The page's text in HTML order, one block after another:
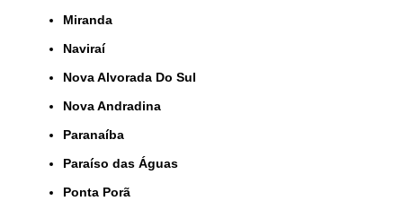
Miranda
Naviraí
Nova Alvorada Do Sul
Nova Andradina
Paranaíba
Paraíso das Águas
Ponta Porã